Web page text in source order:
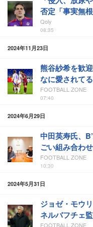
否定「事実無根
Qoly
08:35
2024年11月23日
熊谷紗希を歓
なに愛されてる
FOOTBALL ZONE
07:40
2024年6月29日
中田英寿氏、
ごい組み合わせ
FOOTBALL ZONE
10:30
2024年5月31日
ジョゼ・モウ
ネルバフチェ
FOOTBALL ZONE